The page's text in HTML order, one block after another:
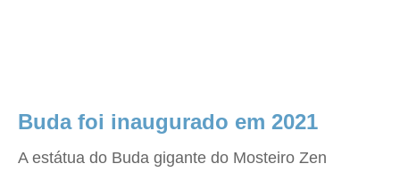
Buda foi inaugurado em 2021
A estátua do Buda gigante do Mosteiro Zen